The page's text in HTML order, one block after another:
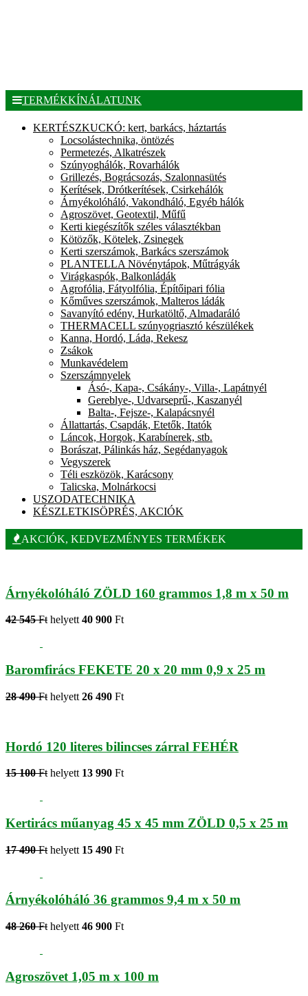
TERMÉKKÍNÁLATUNK
KERTÉSZKUCKÓ: kert, barkács, háztartás
Locsolástechnika, öntözés
Permetezés, Alkatrészek
Szúnyoghálók, Rovarhálók
Grillezés, Bográcsozás, Szalonnasütés
Kerítések, Drótkerítések, Csirkehálók
Árnyékolóháló, Vakondháló, Egyéb hálók
Agroszövet, Geotextil, Műfű
Kerti kiegészítők széles választékban
Kötözők, Kötelek, Zsinegek
Kerti szerszámok, Barkács szerszámok
PLANTELLA Növénytápok, Műtrágyák
Virágkaspók, Balkonládák
Agrofólia, Fátyolfólia, Építőipari fólia
Kőműves szerszámok, Malteros ládák
Savanyító edény, Hurkatöltő, Almadaráló
THERMACELL szúnyogriasztó készülékek
Kanna, Hordó, Láda, Rekesz
Zsákok
Munkavédelem
Szerszámnyelek
Ásó-, Kapa-, Csákány-, Villa-, Lapátnyél
Gereblye-, Udvarseprű-, Kaszanyél
Balta-, Fejsze-, Kalapácsnyél
Állattartás, Csapdák, Etetők, Itatók
Láncok, Horgok, Karabínerek, stb.
Borászat, Pálinkás ház, Segédanyagok
Vegyszerek
Téli eszközök, Karácsony
Talicska, Molnárkocsi
USZODATECHNIKA
KÉSZLETKISÖPRÉS, AKCIÓK
AKCIÓK, KEDVEZMÉNYES TERMÉKEK
Árnyékolóháló ZÖLD 160 grammos 1,8 m x 50 m
42 545 Fthelyett40 900 Ft
Baromfirács FEKETE 20 x 20 mm 0,9 x 25 m
28 490 Ft helyett 26 490 Ft
Hordó 120 literes bilincses zárral FEHÉR
15 100 Ft helyett 13 990 Ft
Kertirács műanyag 45 x 45 mm ZÖLD 0,5 x 25 m
17 490 Ft helyett 15 490 Ft
Árnyékolóháló 36 grammos 9,4 m x 50 m
48 260 Ft helyett 46 900 Ft
Agroszövet 1,05 m x 100 m